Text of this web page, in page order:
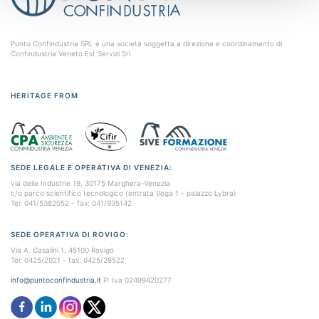
Punto Confindustria SRL è una società soggetta a direzione e coordinamento di
Confindustria Veneto Est Servizi Srl
HERITAGE FROM
SEDE LEGALE E OPERATIVA DI VENEZIA:
via delle Industrie 19, 30175 Marghera-Venezia
c/o parco scientifico tecnologico (entrata Vega 1 - palazzo Lybra)
Tel: 041/5382052 - fax: 041/935142
SEDE OPERATIVA DI ROVIGO:
Via A. Casalini 1, 45100 Rovigo
Tel: 0425/2021 - fax: 0425/28522
info@puntoconfindustria.it P: Iva 02499420277